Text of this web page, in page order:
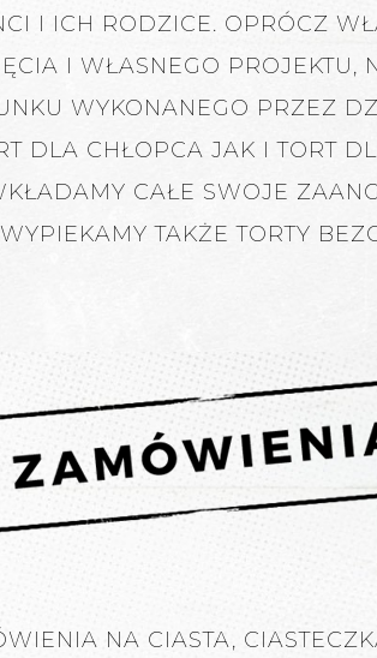
I ICH RODZICE. OPRÓCZ
I WŁASNEGO
WYKONANEGO PRZEZ
DLA CHŁOPCA JAK I TORT
CAŁE SWOJE
TAKŻE TORTY
NA CIASTA,